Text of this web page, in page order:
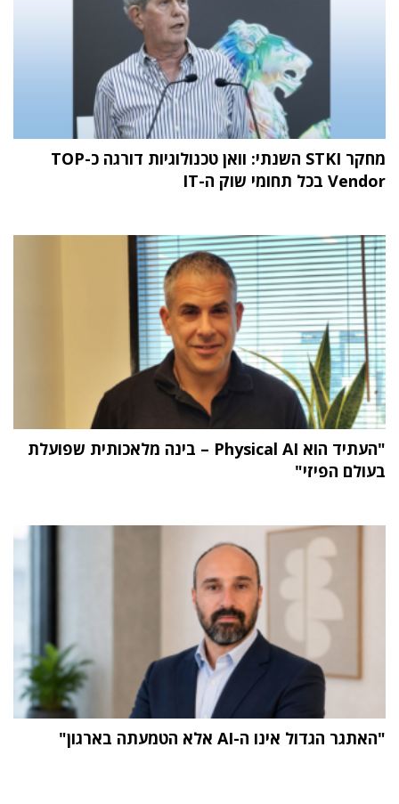
מחקר STKI השנתי: וואן טכנולוגיות דורגה כ-TOP
Vendor בכל תחומי שוק ה-IT
"העתיד הוא Physical AI – בינה מלאכותית שפועלת
בעולם הפיזי"
"האתגר הגדול אינו ה-AI אלא הטמעתה בארגון"